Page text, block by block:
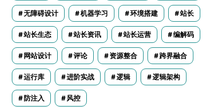
无障碍设计 机器学习 环境搭建 站长
站长生态 站长资讯 站长运营 编解码
网站设计 评论 资源整合 跨界融合
运行库 进阶实战 逻辑 逻辑架构
防注入 风控